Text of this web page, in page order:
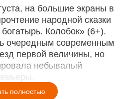
на большие экраны в
народной сказки
Колобок» (6+).
очередным современным
первой величины, но
небывалый
полностью